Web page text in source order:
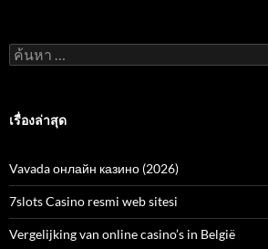
ค้นหา
สำหรับ:
เรื่องล่าสุด
Vavada онлайн казино (2026)
7slots Casino resmi web sitesi
Vergelijking van online casino’s in België